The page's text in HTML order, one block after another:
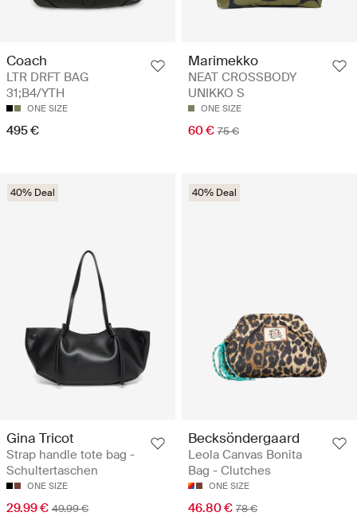
Coach
LTR DRFT BAG
31;B4/YTH
ONE SIZE
495 €
Marimekko
NEAT CROSSBODY
UNIKKO S
ONE SIZE
60 € 75 €
40% Deal
Gina Tricot
Strap handle tote bag -
Schultertaschen
ONE SIZE
29.99 € 49.99 €
40% Deal
Becksöndergaard
Leola Canvas Bonita
Bag - Clutches
ONE SIZE
46.80 € 78 €